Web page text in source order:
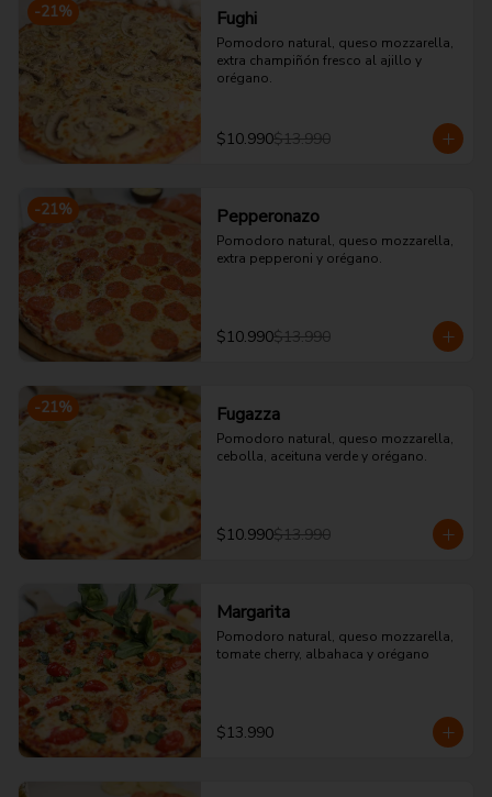
-21% Fughi
Pomodoro natural, queso mozzarella,
extra champiñón fresco al ajillo y
orégano.
$10.990$13.990
-21% Pepperonazo
Pomodoro natural, queso mozzarella,
extra pepperoni y orégano.
$10.990$13.990
-21% Fugazza
Pomodoro natural, queso mozzarella,
cebolla, aceituna verde y orégano.
$10.990$13.990
Margarita
Pomodoro natural, queso mozzarella,
tomate cherry, albahaca y orégano
$13.990